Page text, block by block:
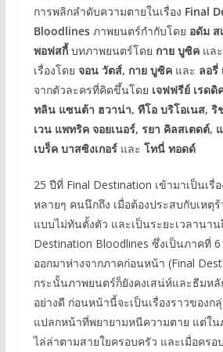
การพลิกลำดับความตายในเรื่อง Final
Bloodlinesภาพยนตร์กำกับโดย อดัม ส
พอฟสกี้บทภาพยนตร์โดย กาย บูซิคและ
เรื่องโดย จอน วัตส์, กาย บูซิคและ ลอรี่
จากตัวละครที่คิดขึ้นโดย เจฟฟรีย์ เรดดิ
ทลิน แซนต้า ฮวาน่า, ทีโอ บริโอเนส,
เวน แพทริค จอยเนอร์, รยา คิลสเตดต์,
เบร็ค บาสซิงเกอร์ และ โทนี่ ทอดด์
25 ปีที่ Final Destination เข้ามาเป็นเรื่
หลายๆ คนนึกถึง เมื่อต้องประสบกับเหตุ
แบบไม่ทันตั้งตัว และเป็นระยะเวลานาน
Destination Bloodlines ซึ่งเป็นภาคที่
ออกมาห่างจากภาคก่อนหน้า (Final
กระนั้นภาพยนตร์ก็ยังคงเสน่ห์และธีมหลั
อย่างดี ก่อนหน้านี้จะเป็นเรื่องราวของก
แปลกหน้าที่พยายามหนีความตาย แต่ใ
ไล่ล่าตามสายใยครอบครัว และเมื่อคร